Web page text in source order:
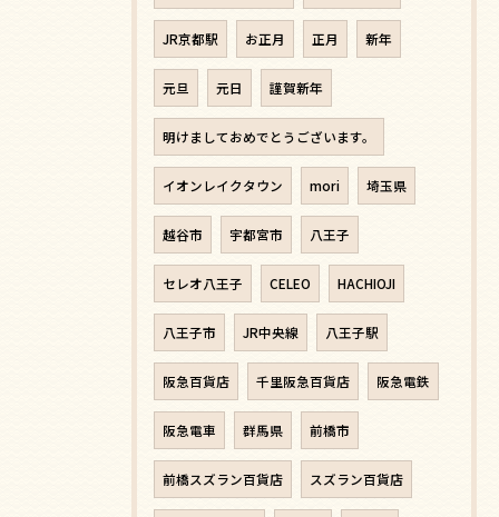
JR京都駅 お正月 正月 新年
元旦 元日 謹賀新年
明けましておめでとうございます。
イオンレイクタウン mori 埼玉県
越谷市 宇都宮市 八王子
セレオ八王子 CELEO HACHIOJI
八王子市 JR中央線 八王子駅
阪急百貨店 千里阪急百貨店 阪急電鉄
阪急電車 群馬県 前橋市
前橋スズラン百貨店 スズラン百貨店